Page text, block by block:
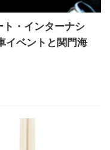
・インターナシ
イベントと関門海